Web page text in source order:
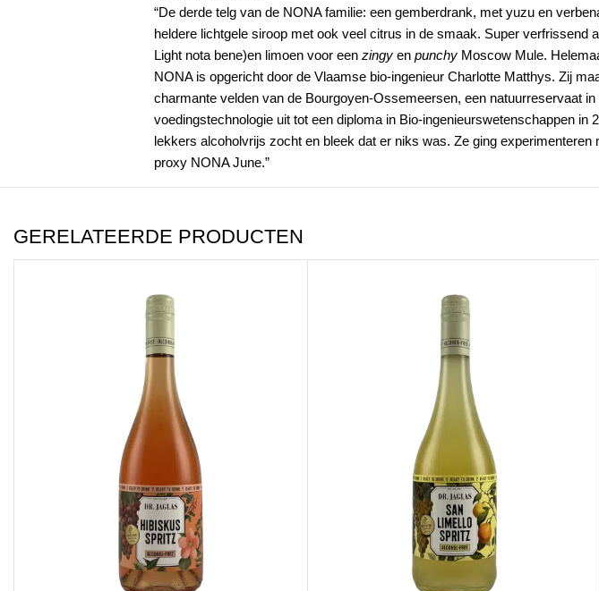
“De derde telg van de NONA familie: een gemberdrank, met yuzu en
heldere lichtgele siroop met ook veel citrus in de smaak. Super
Light nota bene)en limoen voor een zingy en punchy Moscow Mule.
NONA is opgericht door de Vlaamse bio-ingenieur Charlotte Matthys. Zij
charmante velden van de Bourgoyen-Ossemeersen, een natuurreservaat
voedingstechnologie uit tot een diploma in Bio-ingenieurswetenschappen
lekkers alcoholvrijs zocht en bleek dat er niks was. Ze ging
proxy NONA June.”
GERELATEERDE PRODUCTEN